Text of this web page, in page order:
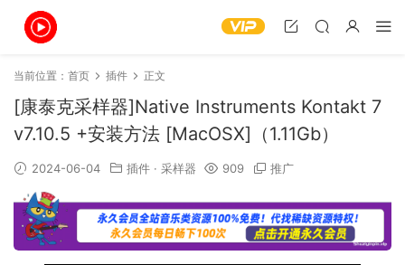
当前位置： 首页 插件 正文
[康泰克采样器]Native Instruments Kontakt 7
v7.10.5 +安装方法 [MacOSX]（1.11Gb）
2024-06-04 插件 · 采样器 909 推广